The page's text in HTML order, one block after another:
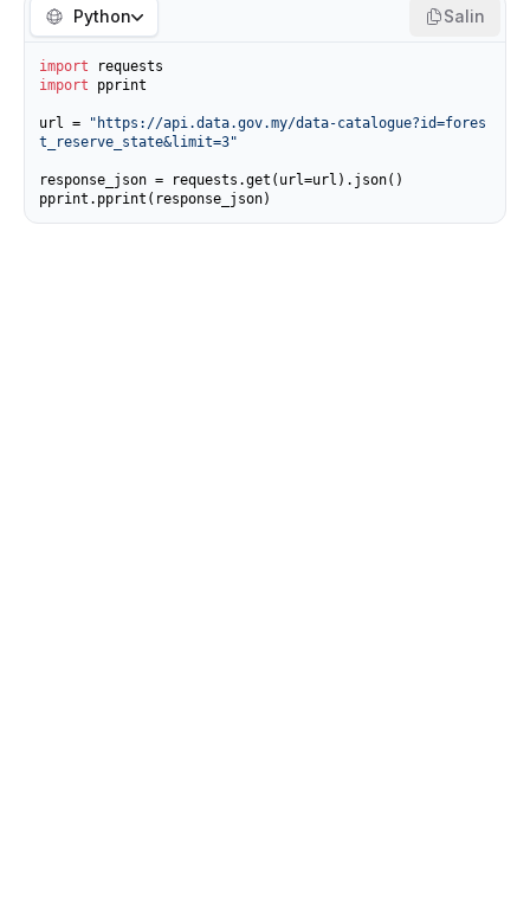
Python Salin
import
import pprint
url =
"https://api.data.gov.my/data-catalogue?id=fores
t_reserve_state&limit=3"
response_json = requests.get(url=url).json()
pprint.pprint(response_json)